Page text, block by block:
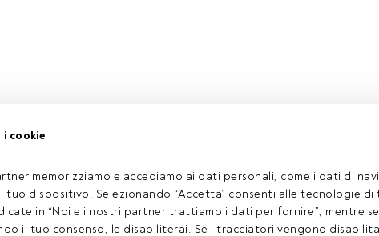
cookie
memorizziamo e accediamo ai dati personali, come i dati di
dispositivo. Selezionando “Accetta” consenti alle tecnologie di
in “Noi e i nostri partner trattiamo i dati per fornire”, mentre
il tuo consenso, le disabiliterai. Se i tracciatori vengono